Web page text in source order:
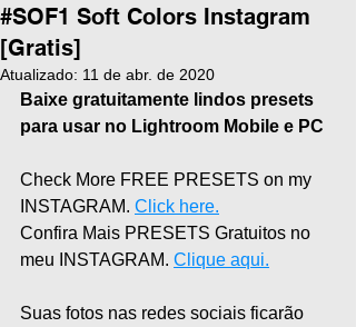
#SOF1 Soft Colors Instagram
[Gratis]
Atualizado: 11 de abr. de 2020
Baixe gratuitamente lindos presets
para usar no Lightroom Mobile e PC
Check More FREE PRESETS on my
INSTAGRAM. Click here.
Confira Mais PRESETS Gratuitos no
meu INSTAGRAM. Clique aqui.
Suas fotos nas redes sociais ficarão